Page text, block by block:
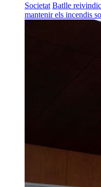
Societat Batlle
mantenir els incendis